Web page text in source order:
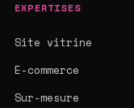
EXPERTISES
Site vitrine
E-commerce
Sur-mesure